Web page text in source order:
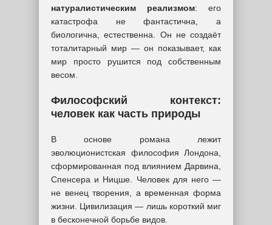
натуралистическим реализмом: его
катастрофа не фантастична, а
биологична, естественна. Он не создаёт
тоталитарный мир — он показывает, как
мир просто рушится под собственным
весом.
Философский контекст:
человек как часть природы
В основе романа лежит
эволюционистская философия Лондона,
сформированная под влиянием Дарвина,
Спенсера и Ницше. Человек для него —
не венец творения, а временная форма
жизни. Цивилизация — лишь короткий миг
в бесконечной борьбе видов.